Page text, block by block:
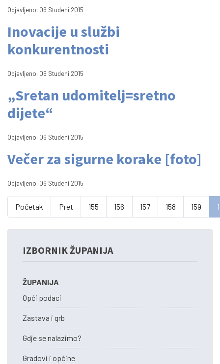
Objavljeno: 06 Studeni 2015
Inovacije u službi
konkurentnosti
Objavljeno: 06 Studeni 2015
„Sretan udomitelj=sretno
dijete“
Objavljeno: 06 Studeni 2015
Večer za sigurne korake [foto]
Objavljeno: 06 Studeni 2015
Početak Pret 155 156 157 158 159
IZBORNIK ŽUPANIJA
ŽUPANIJA
Opći podaci
Zastava i grb
Gdje se nalazimo?
Gradovi i općine